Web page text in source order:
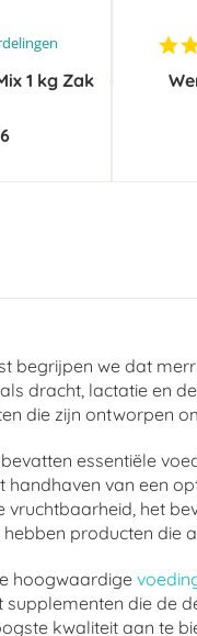
1 kg Zak
begrijpen we dat
dracht, lactatie en
die zijn ontworpen
bevatten essentiële
handhaven van een
vruchtbaarheid, het
producten die
hoogwaardige
die de
kwaliteit aan te